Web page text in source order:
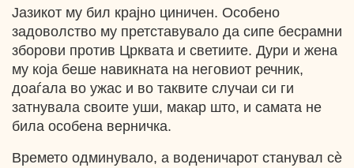
Јазикот му бил крајно циничен. Особено
задоволство му претставувало да сипе бесрамни
зборови против Црквата и светиите. Дури и жена
му која беше навикната на неговиот речник,
доаѓала во ужас и во таквите случаи си ги
затнувала своите уши, макар што, и самата не
била особена верничка.
Времето одминувало, а воденичарот станувал сѐ